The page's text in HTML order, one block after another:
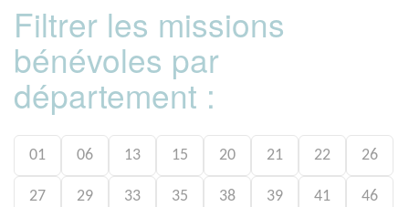
Filtrer les missions
bénévoles par
département :
01 06 13 15 20 21 22 26
27 29 33 35 38 39 41 46